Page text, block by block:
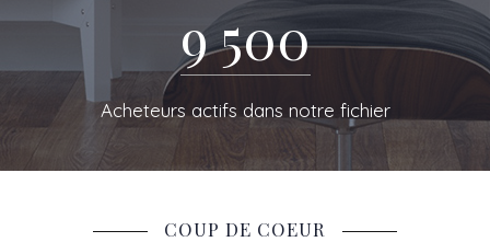
9 500
Acheteurs actifs dans notre fichier
COUP DE COEUR